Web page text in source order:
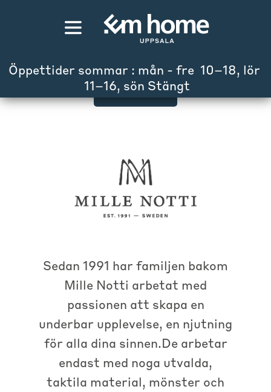
Öppettider sommar : mån - fre  10–18, lör
11–16, sön Stängt
Mille Notti
Sedan 1991 har familjen bakom
Mille Notti arbetat med
passionen att skapa en
underbar upplevelse, en njutning
för alla dina sinnen.De arbetar
endast med noga utvalda,
taktila material, mönster och